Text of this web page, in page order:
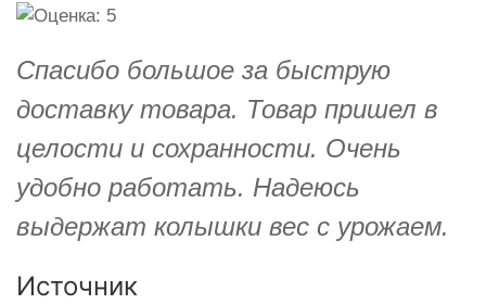
Спасибо большое за быструю
доставку товара. Товар пришел в
целости и сохранности. Очень
удобно работать. Надеюсь
выдержат колышки вес с урожаем.
Источник